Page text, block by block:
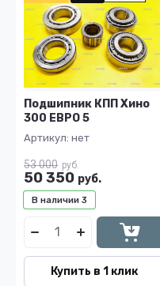
Цена - возрастание
Название - Я-А
Название - А-Я
Подшипник КПП Хино
300 ЕВРО 5
Артикул: нет
В наличии 3
53 000 руб.
50 350 руб.
Купить в 1 клик